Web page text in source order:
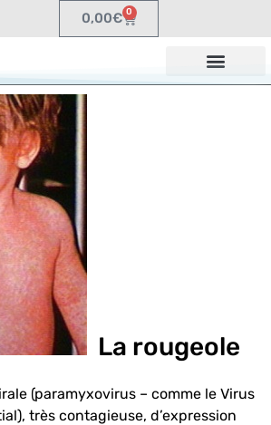
0,00€ 0
La rougeole
(paramyxovirus – comme le Virus
très contagieuse, d’expression